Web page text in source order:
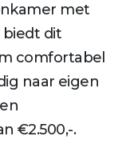
met
biedt dit
comfortabel
naar eigen
€2.500,-.